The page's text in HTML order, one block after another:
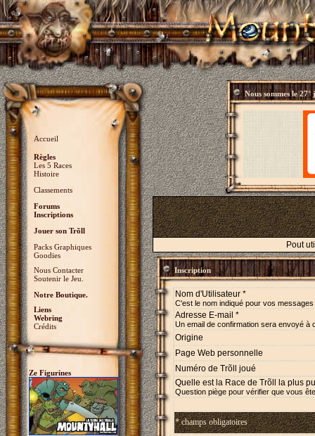
Accueil
Règles
Les 5 Races
Histoire
Classements
Forums
Inscriptions
Jouer son Trõll
Packs Graphiques
Goodies
Nous Contacter
Soutenir le Jeu.
Notre Boutique.
Liens
Webring
Crédits
Ze Figurines
Nous sommes le27°
Pout
Inscription
Nom d'Utilisateur *
C'est le nom indiqué pour vos
Adresse E-mail *
Un email de confirmation sera envoyé à
Origine
Page Web personnelle
Numéro de Trõll joué
Quelle est la Race de Trõll la plus
Question piège pour vérifier que vous
* champs obligatoires